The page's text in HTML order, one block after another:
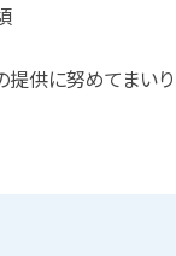
供に努めてまいり